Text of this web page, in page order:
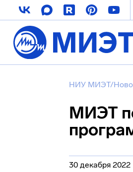
НИУ МИЭТ/
МИЭТ
30 декабря 2022